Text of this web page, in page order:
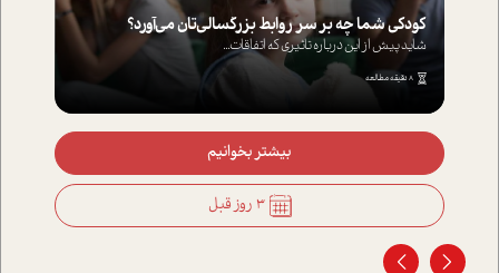
کودکی شما چه بر سر روابط بزرگسالی‌تان می‌آورد؟
شاید پیش از این درباره تاثیری که اتفاقات...
8 دقیقه مطالعه
بیشتر بخوانیم
3 روز قبل